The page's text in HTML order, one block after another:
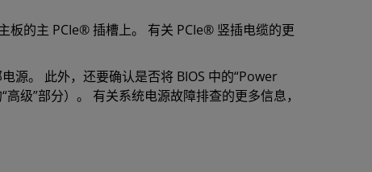
板的主 PCIe® 插槽上。 有关 PCIe® 竖插电缆的更
源。 此外，还要确认是否将 BIOS 中的“Power
级”部分）。 有关系统电源故障排查的更多信息，